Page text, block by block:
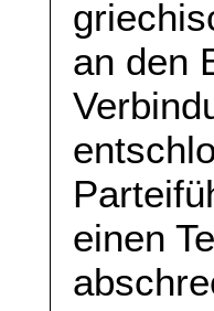
an den
einen